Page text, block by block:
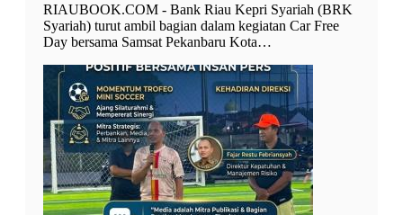
RIAUBOOK.COM - Bank Riau Kepri Syariah (BRK
Syariah) turut ambil bagian dalam kegiatan Car Free
Day bersama Samsat Pekanbaru Kota…